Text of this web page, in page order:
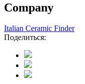
Company
Italian Ceramic Finder
Поделиться: